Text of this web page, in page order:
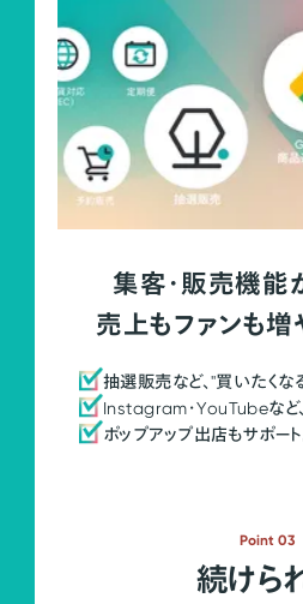
集客・販売機能
売上もファンも増
抽選販売など、"買いたくな
Instagram・YouTubeなど
ポップアップ出店もサポート
Point 03
続けら